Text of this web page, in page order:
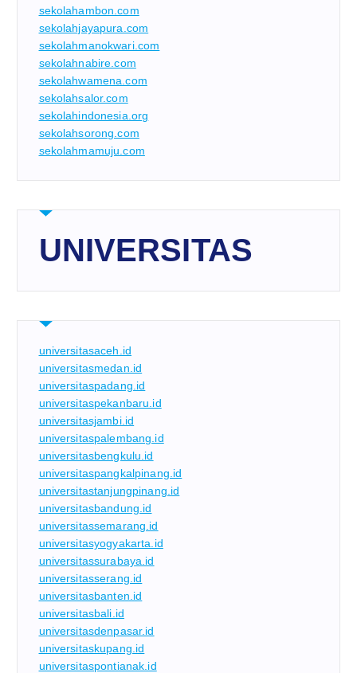
sekolahambon.com
sekolahjayapura.com
sekolahmanokwari.com
sekolahnabire.com
sekolahwamena.com
sekolahsalor.com
sekolahindonesia.org
sekolahsorong.com
sekolahmamuju.com
UNIVERSITAS
universitasaceh.id
universitasmedan.id
universitaspadang.id
universitaspekanbaru.id
universitasjambi.id
universitaspalembang.id
universitasbengkulu.id
universitaspangkalpinang.id
universitastanjungpinang.id
universitasbandung.id
universitassemarang.id
universitasyogyakarta.id
universitassurabaya.id
universitasserang.id
universitasbanten.id
universitasbali.id
universitasdenpasar.id
universitaskupang.id
universitaspontianak.id